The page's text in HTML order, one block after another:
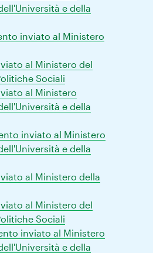
e della
inviato al Ministero
al Ministero del
Sociali
al Ministero
e della
inviato al Ministero
e della
al Ministero della
al Ministero del
Sociali
inviato al Ministero
e della